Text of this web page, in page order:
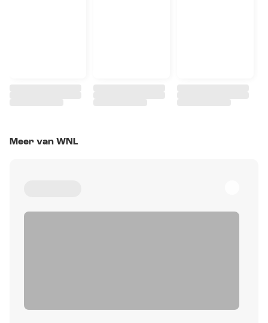
Meer van WNL